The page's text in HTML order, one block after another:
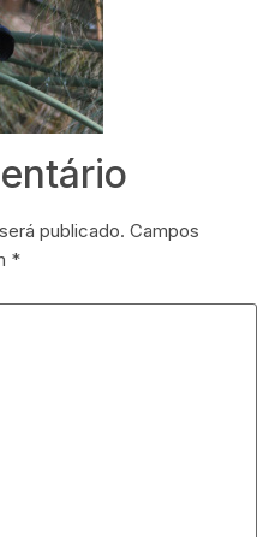
publicado. Campos
*